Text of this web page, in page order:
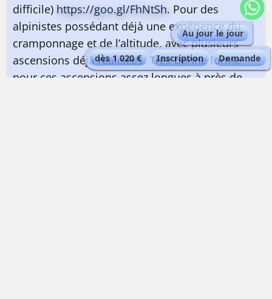
dès 1 020 € Inscription Demande
Au jour le jour
difficile) https://goo.gl/FhNtSh. Pour des
alpinistes possédant déjà une expérience du
cramponnage et de l’altitude, avec plusieurs
ascensions déjà réalisées. Très bonne forme
pour ces ascensions assez longues à près de